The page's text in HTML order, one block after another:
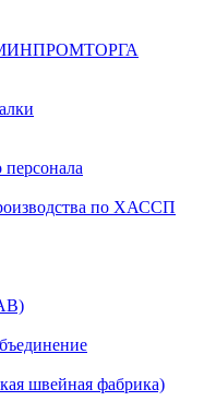
МИНПРОМТОРГА
по ХАССП
швейная фабрика)